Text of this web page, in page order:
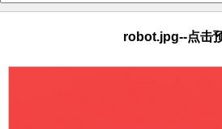
robot.jpg--点击